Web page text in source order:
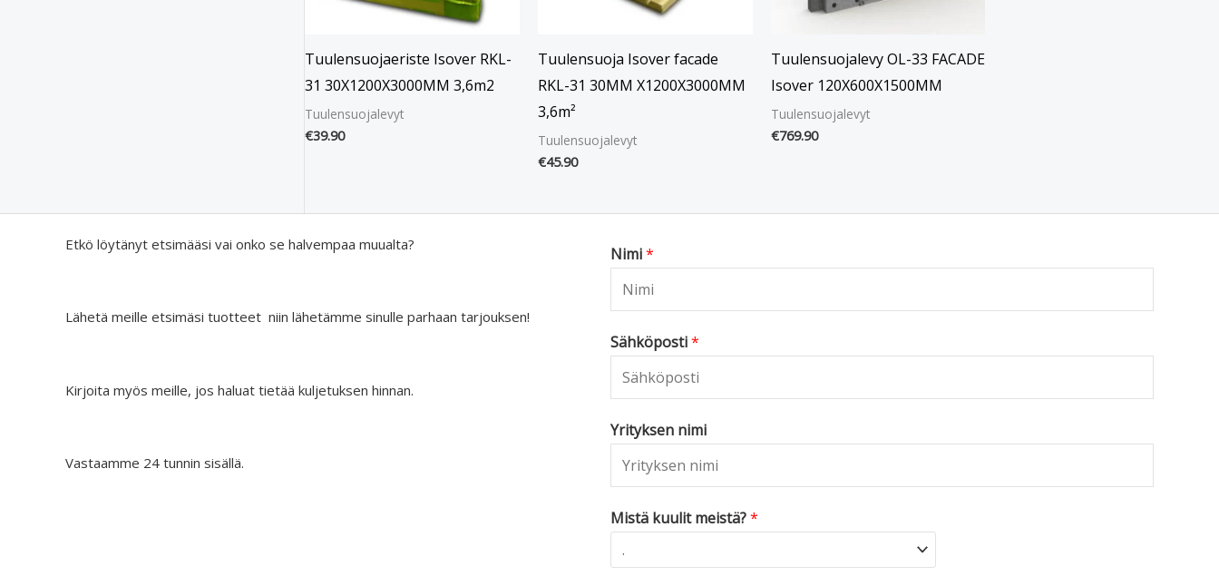
Tuulensuojaeriste Isover RKL-
31 30X1200X3000MM 3,6m2
Tuulensuojalevyt
€39.90
Tuulensuoja Isover facade
RKL-31 30MM X1200X3000MM
3,6m²
Tuulensuojalevyt
€45.90
Tuulensuojalevy OL-33 FACADE
Isover 120X600X1500MM
Tuulensuojalevyt
€769.90
Etkö löytänyt etsimääsi vai onko se halvempaa muualta?
Lähetä meille etsimäsi tuotteet niin lähetämme sinulle parhaan tarjouksen!
Kirjoita myös meille, jos haluat tietää kuljetuksen hinnan.
Vastaamme 24 tunnin sisällä.
Nimi*
Sähköposti*
Yrityksen nimi
Mistä kuulit meistä?*